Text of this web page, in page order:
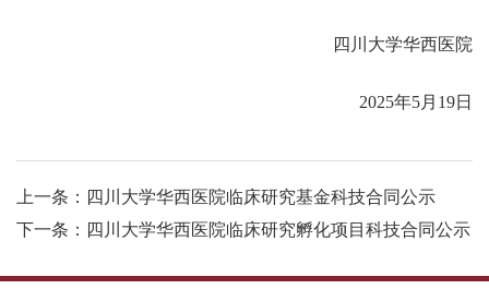
四川大学华西医院
2025年5月 19日
上一条：四川大学华西医院临床研究基金科技合同公示
下一条：四川大学华西医院临床研究孵化项目科技合同公示